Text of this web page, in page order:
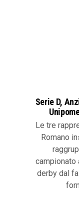
Serie D,
Le tre
Romano
campionato
derby dal